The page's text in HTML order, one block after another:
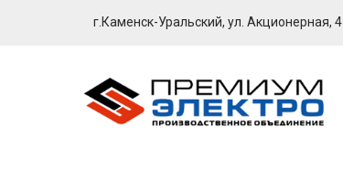
г.Каменск-Уральский, ул. Акционерная, 4